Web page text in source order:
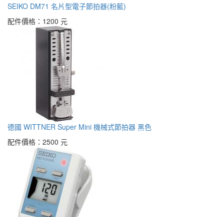
SEIKO DM71 名片型電子節拍器(粉藍)
配件價格： 1200 元
德國 WITTNER Super Mini 機械式節拍器 黑色
配件價格： 2500 元